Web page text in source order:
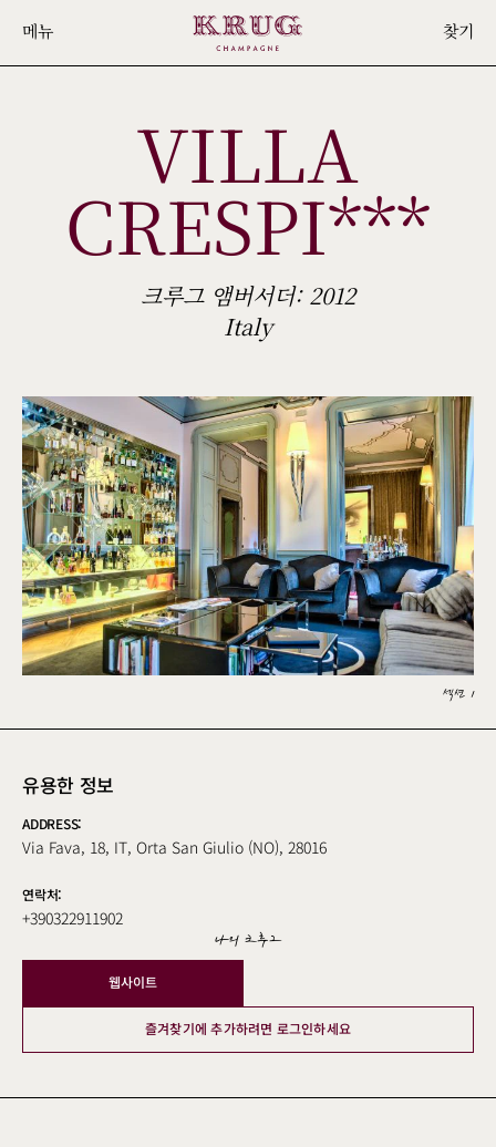
main
content
메뉴 찾기
VILLA
CRESPI***
크루그 앰버서더: 2012
Italy
섹션 1
유용한 정보
ADDRESS:
Via Fava, 18, IT, Orta San Giulio (NO), 28016
연락처:
+390322911902 나의 크루그
웹사이트
즐겨찾기에 추가하려면 로그인하세요